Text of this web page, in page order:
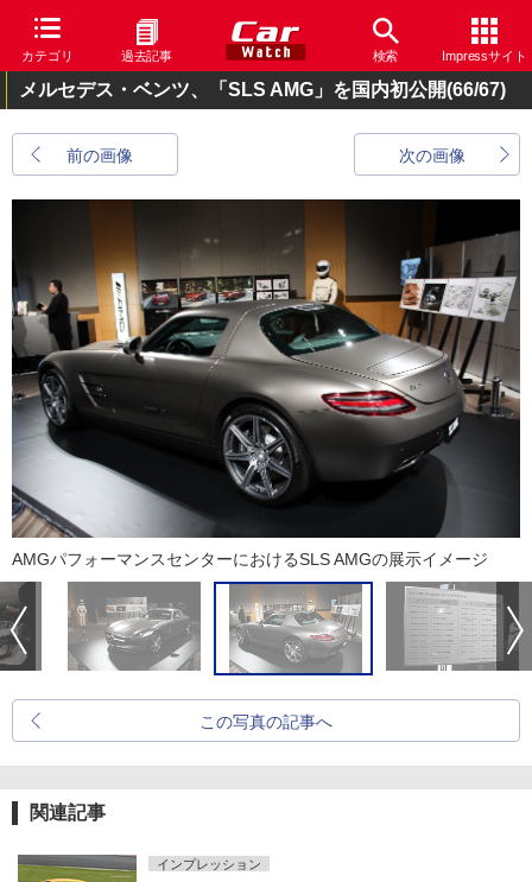
カテゴリ 過去記事 検索 Impressサイト
メルセデス・ベンツ、「SLS AMG」を国内初公開(66/67)
前の画像 次の画像
AMGパフォーマンスセンターにおけるSLS AMGの展示イメージ
この写真の記事へ
関連記事
インプレッション